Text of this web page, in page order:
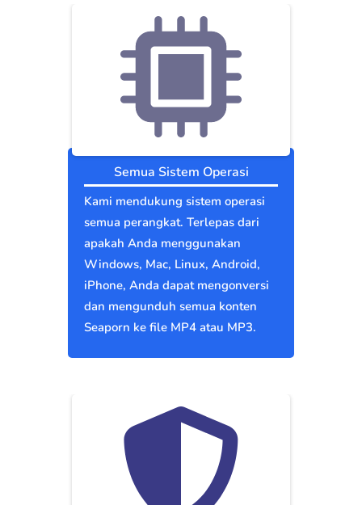
Semua Sistem Operasi
Kami mendukung sistem operasi
semua perangkat. Terlepas dari
apakah Anda menggunakan
Windows, Mac, Linux, Android,
iPhone, Anda dapat mengonversi
dan mengunduh semua konten
Seaporn ke file MP4 atau MP3.